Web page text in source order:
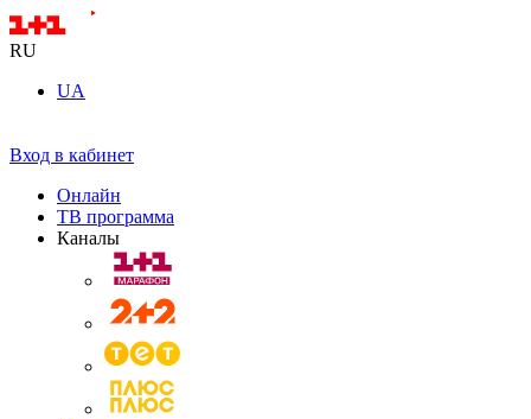
RU
UA
Вход в кабинет
Онлайн
ТВ программа
Каналы